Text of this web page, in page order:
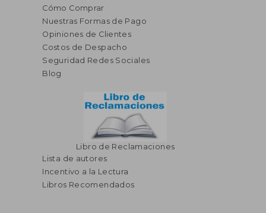
55%
dcto.
S/ 653,15
S/ 293,92
Cómo Comprar
Nuestras Formas de Pago
Opiniones de Clientes
Costos de Despacho
Seguridad Redes Sociales
Blog
Libro de Reclamaciones
Lista de autores
Incentivo a la Lectura
Libros Recomendados